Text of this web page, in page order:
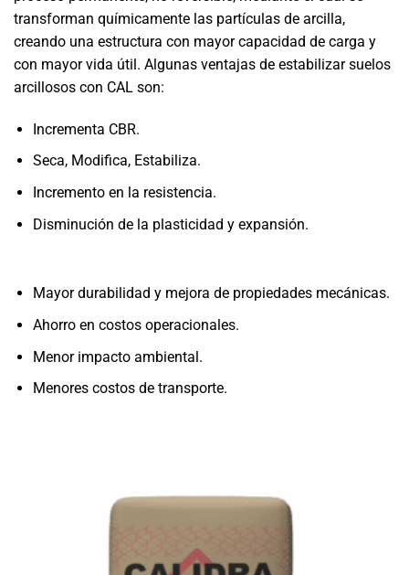
transforman químicamente las partículas de arcilla,
creando una estructura con mayor capacidad de carga y
con mayor vida útil. Algunas ventajas de estabilizar suelos
arcillosos con CAL son:
Incrementa CBR.
Seca, Modifica, Estabiliza.
Incremento en la resistencia.
Disminución de la plasticidad y expansión.
Mayor durabilidad y mejora de propiedades mecánicas.
Ahorro en costos operacionales.
Menor impacto ambiental.
Menores costos de transporte.